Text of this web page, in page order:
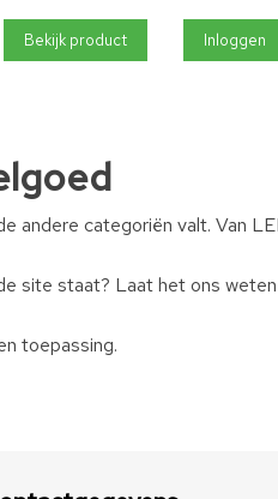
Bekijk product Inloggen
andere categoriën valt. Van
site staat? Laat het ons
toepassing.